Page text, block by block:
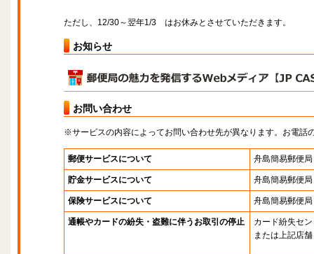
ただし、12/30～翌年1/3 はお休みとさせていただきます。
お知らせ
お問い合わせ
※サービスの内容によってお問い合わせ先が異なります。お電話
郵便サービスについて 舟島簡易郵便局
貯金サービスについて 舟島簡易郵便局
保険サービスについて 舟島簡易郵便局
通帳やカードの紛失・盗難に伴うお取引の停止
カード紛失セ
または上記店舗